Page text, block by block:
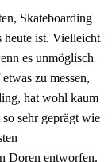
Skateboarding
heute ist. Vielleicht
es unmöglisch
zu messen,
hat wohl kaum
sehr geprägt wie
Doren entworfen.